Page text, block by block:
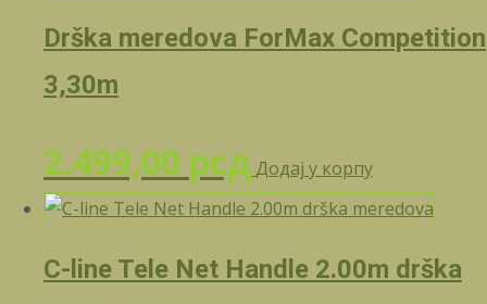
Drška meredova ForMax Competition
3,30m
2.499,00 рсд Додај у корпу
C-line Tele Net Handle 2.00m drška